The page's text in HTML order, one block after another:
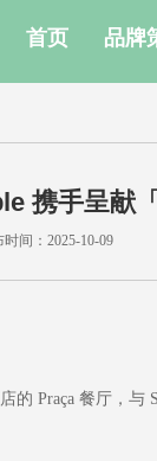
首页 品牌
携手呈献
间：2025-10-09
Praça 餐厅，与